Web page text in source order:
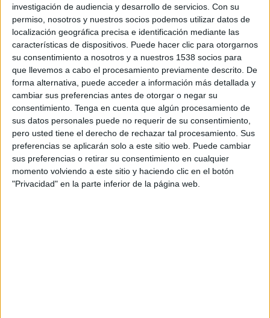
investigación de audiencia y desarrollo de servicios. Con su
permiso, nosotros y nuestros socios podemos utilizar datos de
localización geográfica precisa e identificación mediante las
características de dispositivos. Puede hacer clic para otorgarnos
su consentimiento a nosotros y a nuestros 1538 socios para
que llevemos a cabo el procesamiento previamente descrito. De
forma alternativa, puede acceder a información más detallada y
cambiar sus preferencias antes de otorgar o negar su
consentimiento. Tenga en cuenta que algún procesamiento de
sus datos personales puede no requerir de su consentimiento,
pero usted tiene el derecho de rechazar tal procesamiento. Sus
preferencias se aplicarán solo a este sitio web. Puede cambiar
sus preferencias o retirar su consentimiento en cualquier
momento volviendo a este sitio y haciendo clic en el botón
"Privacidad" en la parte inferior de la página web.
Al McKay, peça clau, guitarrista, productor i
compositor de la mítica banda, reviu amb una
banda all stars de músics del gènere, els grans
èxits del que és una de les bandes
imprescindibles de la música disco mundial.
La quinzena edició del festival Sons del Món, se
celebrarà un any més a laCiutadella de Roses.
ImprimirEnvia
a
un
PDF